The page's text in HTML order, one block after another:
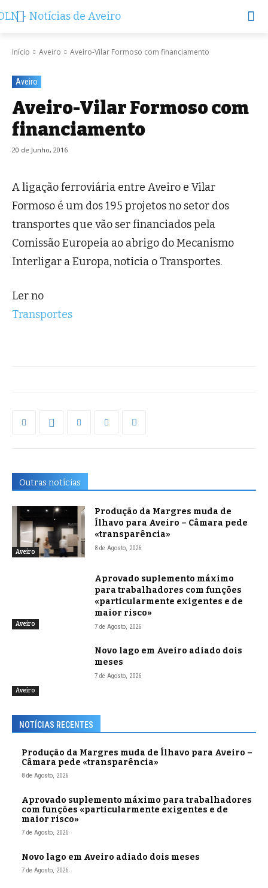
Início Aveiro Aveiro-Vilar Formoso com financiamento
Aveiro
Aveiro-Vilar Formoso com
financiamento
20 de Junho, 2016
A ligação ferroviária entre Aveiro e Vilar
Formoso é um dos 195 projetos no setor dos
transportes que vão ser financiados pela
Comissão Europeia ao abrigo do Mecanismo
Interligar a Europa, noticia o Transportes.
Ler no
Transportes
Outras notícias
Aveiro
Produção da Margres muda de
Ílhavo para Aveiro – Câmara pede
«transparência»
8 de Agosto, 2026
Aveiro
Aprovado suplemento máximo
para trabalhadores com funções
«particularmente exigentes e de
maior risco»
7 de Agosto, 2026
Aveiro
Novo lago em Aveiro adiado dois
meses
7 de Agosto, 2026
NOTÍCIAS RECENTES
Produção da Margres muda de Ílhavo para Aveiro –
Câmara pede «transparência»
8 de Agosto, 2026
Aprovado suplemento máximo para trabalhadores
com funções «particularmente exigentes e de
maior risco»
7 de Agosto, 2026
Novo lago em Aveiro adiado dois meses
7 de Agosto, 2026